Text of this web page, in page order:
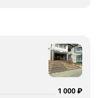
Цена
1000
1 000₽